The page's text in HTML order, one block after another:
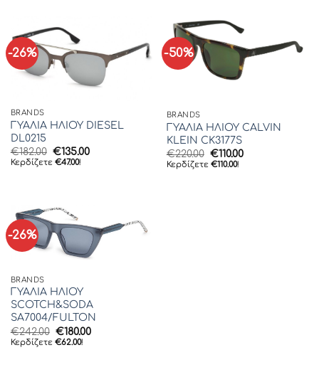
-26%
BRANDS
ΓΥΑΛΙΑ ΗΛΙΟΥ DIESEL
DL0215
€182.00 Original
price
€135.00Η
Κερδίζετε €47.00!
-50%
BRANDS
ΓΥΑΛΙΑ ΗΛΙΟΥ CALVIN
KLEIN CK3177S
€220.00 Original
price
€110.00Η
Κερδίζετε €110.00!
-26%
BRANDS
ΓΥΑΛΙΑ ΗΛΙΟΥ
SCOTCH&SODA
SA7004/FULTON
€242.00 Original
price
€180.00Η
Κερδίζετε €62.00!